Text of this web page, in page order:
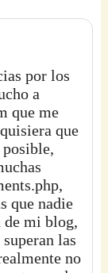
por los
a
que me
que
posible,
que nadie
de mi blog,
las
no